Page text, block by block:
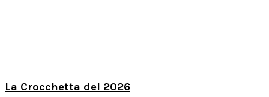
La Crocchetta del 2026